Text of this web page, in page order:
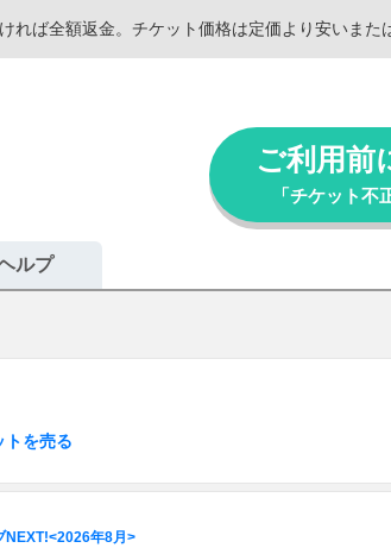
ば全額返金。チケット価格は定価より安いまた
ご利用前
「チケット不
ルプ
トを売る
NEXT!<2026年8月>